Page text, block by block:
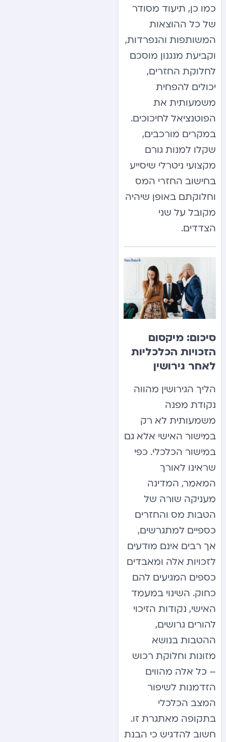
כמו כן, תיעוד מסודר
של כל ההוצאות
המשותפות והנפרדות,
וקביעת מנגנון מוסכם
לחלוקת החזרים,
יכולים להפחית
משמעותית את
הפוטנציאל לחיכוכים.
במקרים מורכבים,
שקלו למנות גורם
מקצועי ניטרלי שיסייע
בחישוב החזרי המס
וחלוקתם באופן שיהיה
מקובל על שני
הצדדים.
סיכום: מיקסום
הזכויות הכלכליות
לאחר גירושין
הליך הגירושין מהווה
נקודת מפנה
משמעותית לא רק
במישור האישי אלא גם
במישור הכלכלי. כפי
שראינו לאורך
המאמר, המדינה
מעניקה שורה של
הטבות מס והחזרים
כספיים למתגרשים,
אך רבים אינם מודעים
לזכויות אלה ומאבדים
כספים המגיעים להם
כחוק. השינוי במעמד
האישי, נקודות הזיכוי
להורים גרושים,
ההטבות בנושא
מזונות וחלוקת רכוש
– כל אלה מהווים
הזדמנות לשיפור
המצב הכלכלי
בתקופה מאתגרת זו.
חשוב להדגיש כי הבנת